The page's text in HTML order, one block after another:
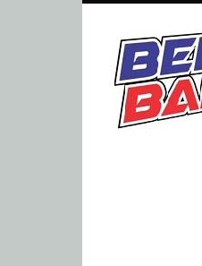
Portal
Berita
Balap
Paling